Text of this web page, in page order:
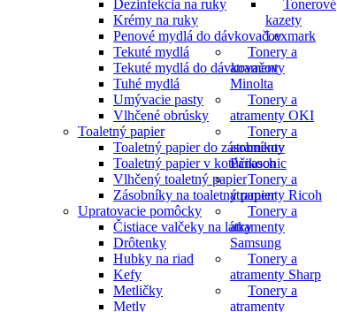
Tonerové
kazety
Lexmark
Tonery a
atramenty
Minolta
Tonery a
atramenty OKI
Tonery a
atramenty
Panasonic
Tonery a
atramenty Ricoh
Tonery a
atramenty
Samsung
Tonery a
atramenty Sharp
Tonery a
atramenty
Dezinfekcia na ruky
Krémy na ruky
Penové mydlá do dávkovačov
Tekuté mydlá
Tekuté mydlá do dávkovačov
Tuhé mydlá
Umývacie pasty
Vlhčené obrúsky
Toaletný papier
Toaletný papier do zásobníkov
Toaletný papier v kotúčikoch
Vlhčený toaletný papier
Zásobníky na toaletný papier
Upratovacie pomôcky
Čistiace valčeky na látky
Drôtenky
Hubky na riad
Kefy
Metličky
Metly